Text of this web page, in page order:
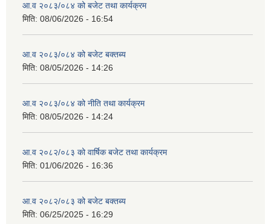
आ.व २०८३/०८४ को बजेट तथा कार्यक्रम
मिति: 08/06/2026 - 16:54
आ.व २०८३/०८४ को बजेट बक्तब्य
मिति: 08/05/2026 - 14:26
आ.व २०८३/०८४ को नीति तथा कार्यक्रम
मिति: 08/05/2026 - 14:24
आ.व २०८२/०८३ को वार्षिक बजेट तथा कार्यक्रम
मिति: 01/06/2026 - 16:36
आ.व २०८२/०८३ को बजेट बक्तब्य
मिति: 06/25/2025 - 16:29